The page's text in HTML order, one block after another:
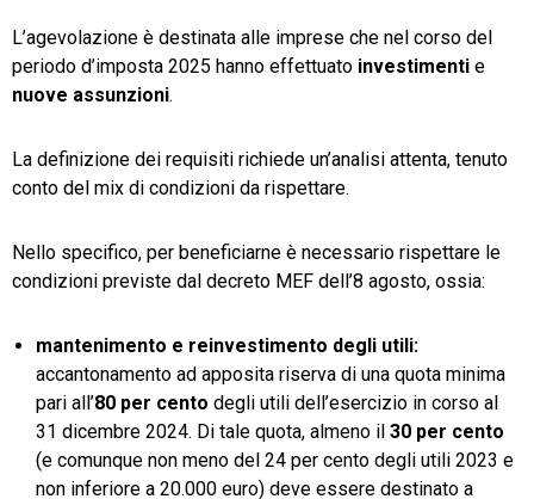
L’agevolazione è destinata alle imprese che nel corso del
periodo d’imposta 2025 hanno effettuato investimenti e
nuove assunzioni.
La definizione dei requisiti richiede un’analisi attenta, tenuto
conto del mix di condizioni da rispettare.
Nello specifico, per beneficiarne è necessario rispettare le
condizioni previste dal decreto MEF dell’8 agosto, ossia:
mantenimento e reinvestimento degli utili:
accantonamento ad apposita riserva di una quota minima
pari all’80 per cento degli utili dell’esercizio in corso al
31 dicembre 2024. Di tale quota, almeno il 30 per cento
(e comunque non meno del 24 per cento degli utili 2023 e
non inferiore a 20.000 euro) deve essere destinato a